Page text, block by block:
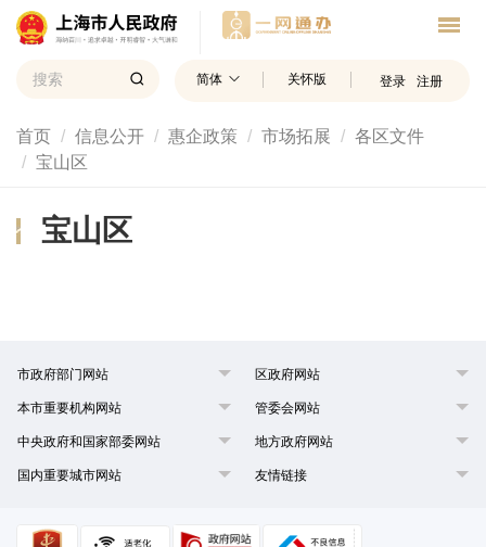
简体 关怀版 登录 注册
首页 信息公开 惠企政策 市场拓展
各区文件
宝山区
宝山区
市政府部门网站 区政府网站
本市重要机构网站 管委会网站
中央政府和国家部委网站 地方政府网站
国内重要城市网站 友情链接